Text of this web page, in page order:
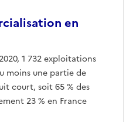
en
1 732 exploitations
moins une partie de
court, soit 65 % des
23 % en France